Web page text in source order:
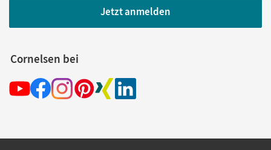
Jetzt anmelden
Cornelsen bei